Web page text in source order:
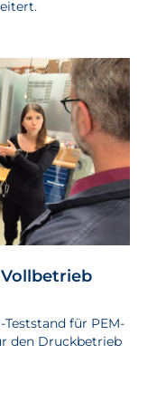
für PEM-
den Druckbetrieb